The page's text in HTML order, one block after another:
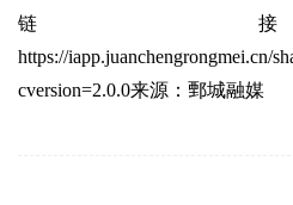
链
https://
cversion=2.0.0来源：鄄城融媒